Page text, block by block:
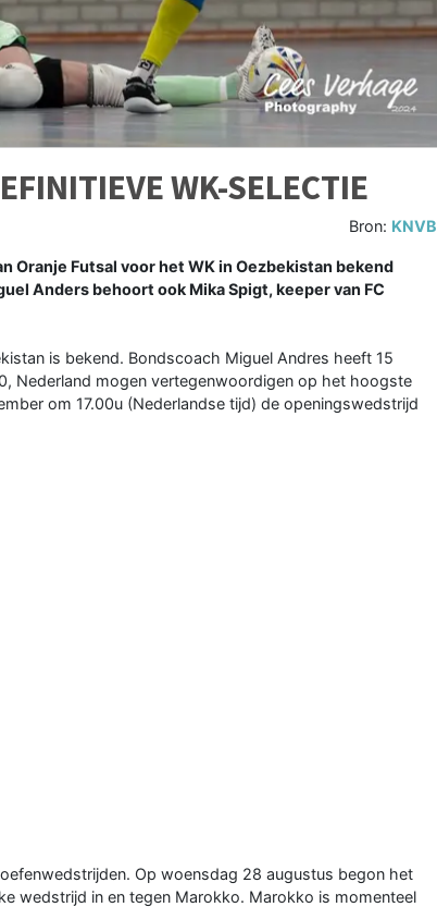
WK-SELECTIE
Bron: KNVB
Oranje Futsal voor het WK in Oezbekistan bekend
Anders behoort ook Mika Spigt, keeper van FC
is bekend. Bondscoach Miguel Andres heeft 15
Nederland mogen vertegenwoordigen op het hoogste
om 17.00u (Nederlandse tijd) de openingswedstrijd
Op woensdag 28 augustus begon het
wedstrijd in en tegen Marokko. Marokko is momenteel